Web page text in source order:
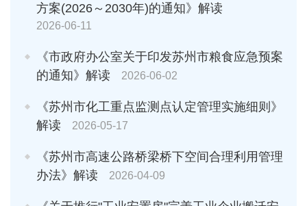
方案(2026～2030年)的通知》解读
2026-06-11
《市政府办公室关于印发苏州市粮食应急预案
的通知》解读
2026-06-02
《苏州市化工重点监测点认定管理实施细则》
解读
2026-05-17
《苏州市高速公路桥梁桥下空间合理利用管理
办法》解读
2026-04-09